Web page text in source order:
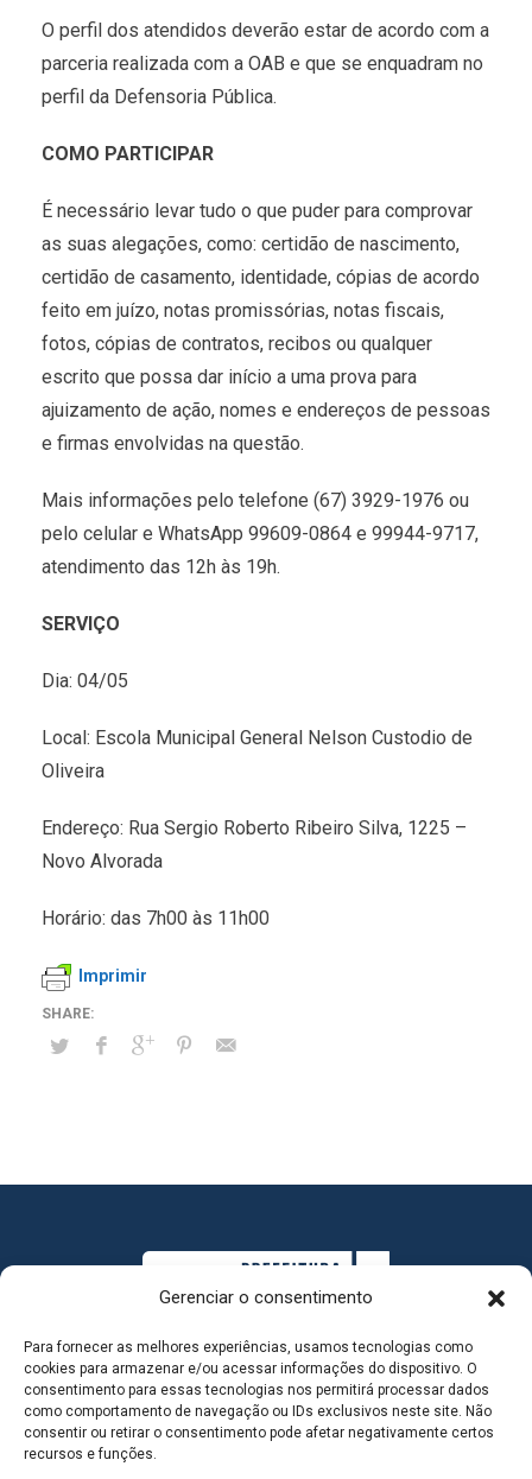
Gerenciar o consentimento
Para fornecer as melhores experiências, usamos tecnologias como
cookies para armazenar e/ou acessar informações do dispositivo. O
consentimento para essas tecnologias nos permitirá processar dados
como comportamento de navegação ou IDs exclusivos neste site. Não
consentir ou retirar o consentimento pode afetar negativamente certos
recursos e funções.
O perfil dos atendidos deverão estar de acordo com a
parceria realizada com a OAB e que se enquadram no
perfil da Defensoria Pública.
COMO PARTICIPAR
É necessário levar tudo o que puder para comprovar
as suas alegações, como: certidão de nascimento,
certidão de casamento, identidade, cópias de acordo
feito em juízo, notas promissórias, notas fiscais,
fotos, cópias de contratos, recibos ou qualquer
escrito que possa dar início a uma prova para
ajuizamento de ação, nomes e endereços de pessoas
e firmas envolvidas na questão.
Mais informações pelo telefone (67) 3929-1976 ou
pelo celular e WhatsApp 99609-0864 e 99944-9717,
atendimento das 12h às 19h.
SERVIÇO
Dia: 04/05
Local: Escola Municipal General Nelson Custodio de
Oliveira
Endereço: Rua Sergio Roberto Ribeiro Silva, 1225 –
Novo Alvorada
Horário: das 7h00 às 11h00
Imprimir
MAPA DO SITE